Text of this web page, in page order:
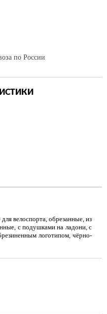
по России
велоспорта, обрезанные, из
c подушками на ладони, c
логотипом, чёрно-